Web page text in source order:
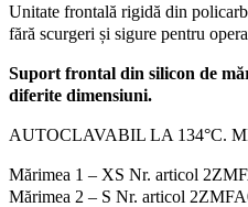
Unitate frontală rigidă din
fără scurgeri și sigure pentru
Suport frontal din silicon de
diferite dimensiuni.
AUTOCLAVABIL LA 134°C.
Mărimea 1 – XS Nr. articol
Mărimea 2 – S Nr. articol